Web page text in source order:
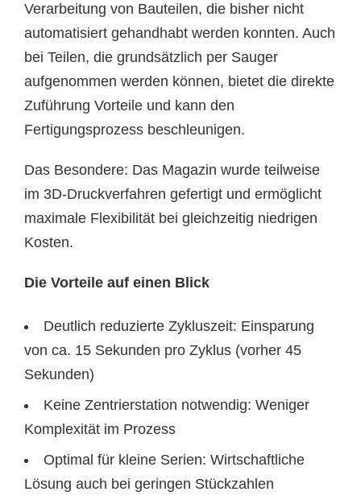
Verarbeitung von Bauteilen, die bisher nicht
automatisiert gehandhabt werden konnten. Auch
bei Teilen, die grundsätzlich per Sauger
aufgenommen werden können, bietet die direkte
Zuführung Vorteile und kann den
Fertigungsprozess beschleunigen.
Das Besondere: Das Magazin wurde teilweise
im 3D-Druckverfahren gefertigt und ermöglicht
maximale Flexibilität bei gleichzeitig niedrigen
Kosten.
Die Vorteile auf einen Blick
Deutlich reduzierte Zykluszeit: Einsparung
von ca. 15 Sekunden pro Zyklus (vorher 45
Sekunden)
Keine Zentrierstation notwendig: Weniger
Komplexität im Prozess
Optimal für kleine Serien: Wirtschaftliche
Lösung auch bei geringen Stückzahlen